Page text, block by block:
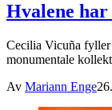
Hvalene har
Cecilia Vicuña fyller
monumentale
Av Mariann Enge